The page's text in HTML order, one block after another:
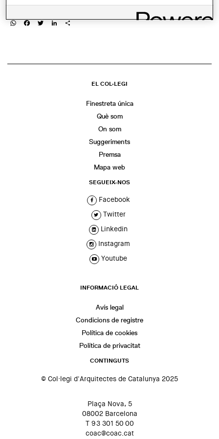
WhatsApp
Facebook
TwitterLinkedIn
Share
EL COL·LEGI
Finestreta única
Què som
On som
Suggeriments
Premsa
Mapa web
SEGUEIX-NOS
Facebook
Twitter
Linkedin
Instagram
Youtube
INFORMACIÓ LEGAL
Avís legal
Condicions de registre
Política de cookies
Política de privacitat
CONTINGUTS
© Col·legi d'Arquitectes de Catalunya 2025
Plaça Nova, 5
08002 Barcelona
T 93 301 50 00
coac@coac.cat